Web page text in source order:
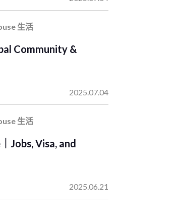
生活
Community &
2025.07.04
生活
Jobs, Visa, and
2025.06.21